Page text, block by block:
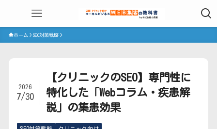
ホーム SEO対策戦略
【クリニックのSEO】専門性に
特化した「Webコラム・疾患解
説」の集患効果
2026
7/30